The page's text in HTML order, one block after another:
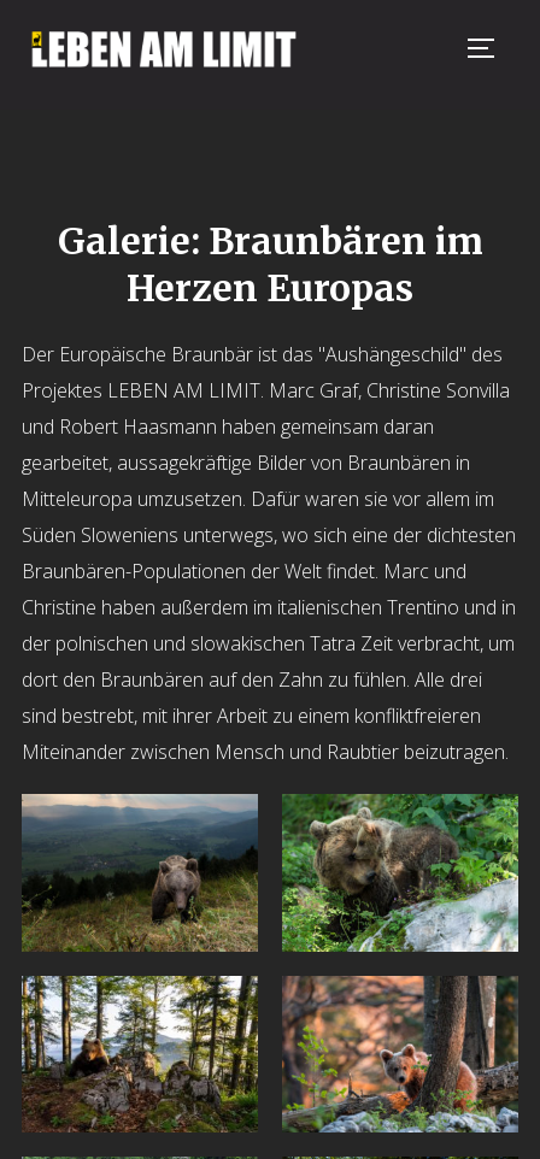
Galerie: Braunbären im
Herzen Europas
Der Europäische Braunbär ist das "Aushängeschild" des
Projektes LEBEN AM LIMIT. Marc Graf, Christine Sonvilla
und Robert Haasmann haben gemeinsam daran
gearbeitet, aussagekräftige Bilder von Braunbären in
Mitteleuropa umzusetzen. Dafür waren sie vor allem im
Süden Sloweniens unterwegs, wo sich eine der dichtesten
Braunbären-Populationen der Welt findet. Marc und
Christine haben außerdem im italienischen Trentino und in
der polnischen und slowakischen Tatra Zeit verbracht, um
dort den Braunbären auf den Zahn zu fühlen. Alle drei
sind bestrebt, mit ihrer Arbeit zu einem konfliktfreieren
Miteinander zwischen Mensch und Raubtier beizutragen.